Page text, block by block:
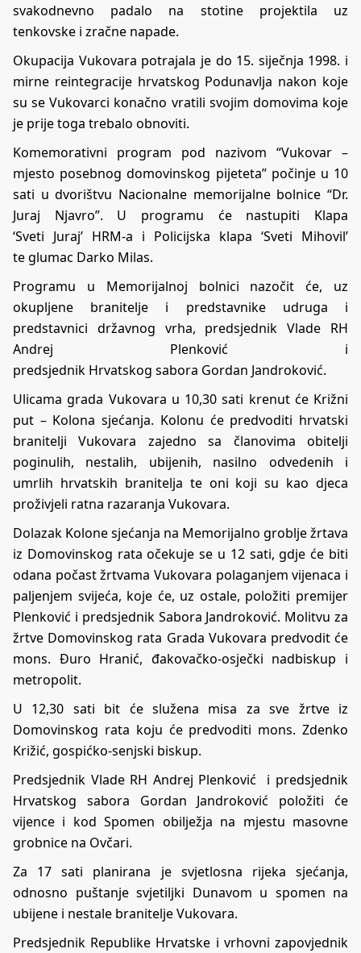
svakodnevno padalo na stotine projektila uz
tenkovske i zračne napade.
Okupacija Vukovara potrajala je do 15. siječnja 1998. i
mirne reintegracije hrvatskog Podunavlja nakon koje
su se Vukovarci konačno vratili svojim domovima koje
je prije toga trebalo obnoviti.
Komemorativni program pod nazivom “Vukovar –
mjesto posebnog domovinskog pijeteta” počinje u 10
sati u dvorištvu Nacionalne memorijalne bolnice “Dr.
Juraj Njavro”. U programu će nastupiti Klapa
‘Sveti Juraj’ HRM-a i Policijska klapa ‘Sveti Mihovil’
te glumac Darko Milas.
Programu u Memorijalnoj bolnici nazočit će, uz
okupljene branitelje i predstavnike udruga i
predstavnici državnog vrha, predsjednik Vlade RH
Andrej Plenković i
predsjednik Hrvatskog sabora Gordan Jandroković.
Ulicama grada Vukovara u 10,30 sati krenut će Križni
put – Kolona sjećanja. Kolonu će predvoditi hrvatski
branitelji Vukovara zajedno sa članovima obitelji
poginulih, nestalih, ubijenih, nasilno odvedenih i
umrlih hrvatskih branitelja te oni koji su kao djeca
proživjeli ratna razaranja Vukovara.
Dolazak Kolone sjećanja na Memorijalno groblje žrtava
iz Domovinskog rata očekuje se u 12 sati, gdje će biti
odana počast žrtvama Vukovara polaganjem vijenaca i
paljenjem svijeća, koje će, uz ostale, položiti premijer
Plenković i predsjednik Sabora Jandroković. Molitvu za
žrtve Domovinskog rata Grada Vukovara predvodit će
mons. Đuro Hranić, đakovačko-osječki nadbiskup i
metropolit.
U 12,30 sati bit će služena misa za sve žrtve iz
Domovinskog rata koju će predvoditi mons. Zdenko
Križić, gospićko-senjski biskup.
Predsjednik Vlade RH Andrej Plenković i predsjednik
Hrvatskog sabora Gordan Jandroković položiti će
vijence i kod Spomen obilježja na mjestu masovne
grobnice na Ovčari.
Za 17 sati planirana je svjetlosna rijeka sjećanja,
odnosno puštanje svjetiljki Dunavom u spomen na
ubijene i nestale branitelje Vukovara.
Predsjednik Republike Hrvatske i vrhovni zapovjednik